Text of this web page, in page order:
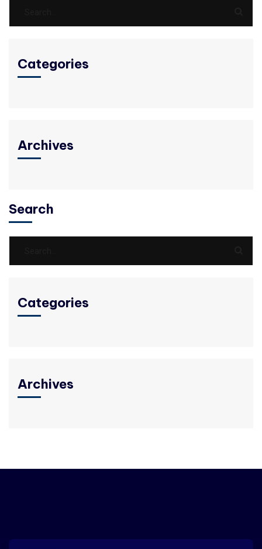
Categories
Archives
Search
Categories
Archives